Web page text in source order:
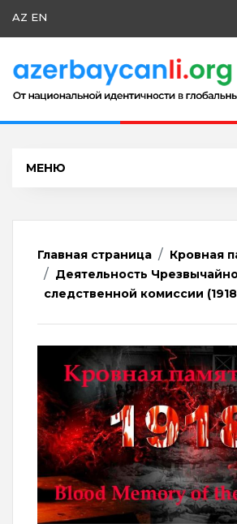
AZ EN
МЕНЮ
Главная страница
Кровная
Деятельность
следственной комиссии